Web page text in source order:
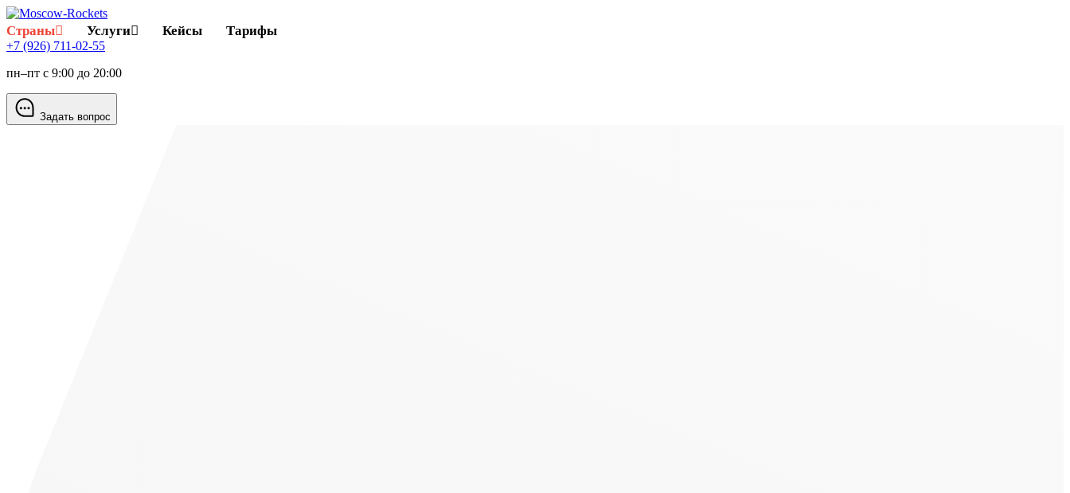
Страны Услуги Кейсы Тарифы
+7 (926) 711-02-55
пн–пт с 9:00 до 20:00
Задать вопрос